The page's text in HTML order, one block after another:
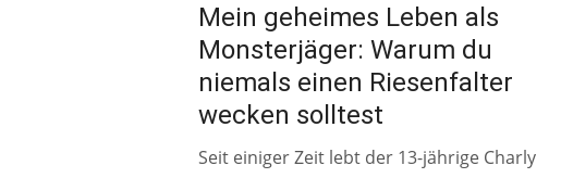
Mein geheimes Leben als
Monsterjäger: Warum du
niemals einen Riesenfalter
wecken solltest
Seit einiger Zeit lebt der 13-jährige Charly